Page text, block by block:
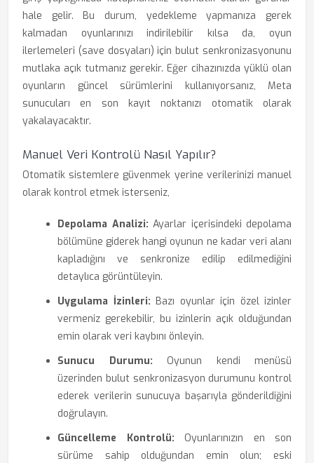
hale gelir. Bu durum, yedekleme yapmanıza gerek
kalmadan oyunlarınızı indirilebilir kılsa da, oyun
ilerlemeleri (save dosyaları) için bulut senkronizasyonunu
mutlaka açık tutmanız gerekir. Eğer cihazınızda yüklü olan
oyunların güncel sürümlerini kullanıyorsanız, Meta
sunucuları en son kayıt noktanızı otomatik olarak
yakalayacaktır.
Manuel Veri Kontrolü Nasıl Yapılır?
Otomatik sistemlere güvenmek yerine verilerinizi manuel
olarak kontrol etmek isterseniz,
Depolama Analizi: Ayarlar içerisindeki depolama
bölümüne giderek hangi oyunun ne kadar veri alanı
kapladığını ve senkronize edilip edilmediğini
detaylıca görüntüleyin.
Uygulama İzinleri: Bazı oyunlar için özel izinler
vermeniz gerekebilir, bu izinlerin açık olduğundan
emin olarak veri kaybını önleyin.
Sunucu Durumu: Oyunun kendi menüsü
üzerinden bulut senkronizasyon durumunu kontrol
ederek verilerin sunucuya başarıyla gönderildiğini
doğrulayın.
Güncelleme Kontrolü: Oyunlarınızın en son
sürüme sahip olduğundan emin olun; eski